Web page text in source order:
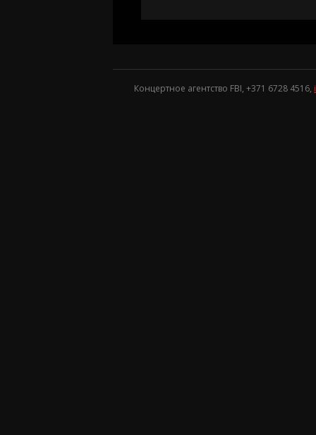
Концертное агентство FBI, +371 6728 4516,